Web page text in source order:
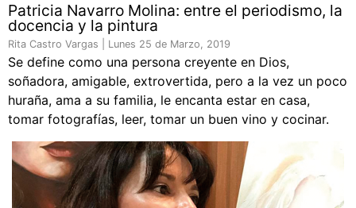
Patricia Navarro Molina: entre el periodismo, la
docencia y la pintura
Rita Castro Vargas | Lunes 25 de Marzo, 2019
Se define como una persona creyente en Dios,
soñadora, amigable, extrovertida, pero a la vez un poco
huraña, ama a su familia, le encanta estar en casa,
tomar fotografías, leer, tomar un buen vino y cocinar.